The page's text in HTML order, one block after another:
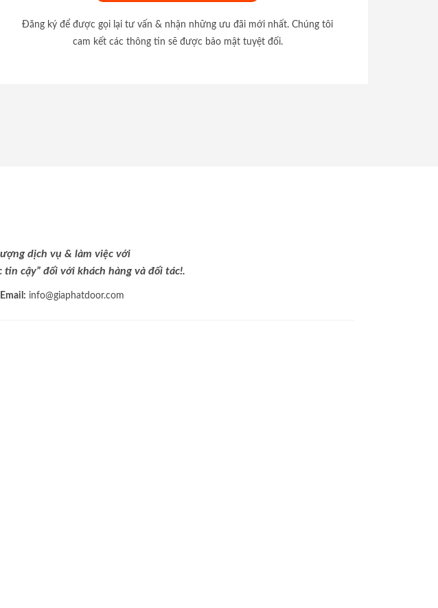
Đăng ký để được gọi lại tư vấn & nhận những ưu đãi mới nhất. Chúng tôi
cam kết các thông tin sẽ được bảo mật tuyệt đối.
dịch vụ & làm việc với
tin cậy” đối với khách hàng và đối tác!.
Email : info@giaphatdoor.com